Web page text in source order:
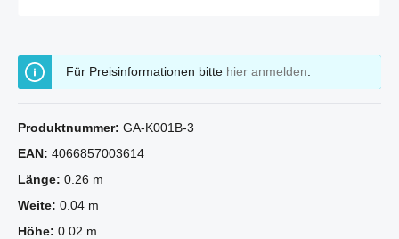
Für Preisinformationen bitte hier anmelden
Produktnummer: GA-K001B-3
EAN: 4066857003614
Länge: 0.26 m
Weite: 0.04 m
Höhe: 0.02 m